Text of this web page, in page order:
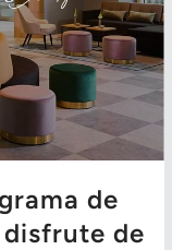
de
de